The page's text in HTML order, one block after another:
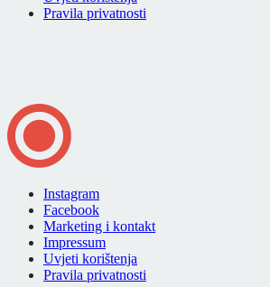
Pravila privatnosti
Instagram
Facebook
Marketing i kontakt
Impressum
Uvjeti korištenja
Pravila privatnosti